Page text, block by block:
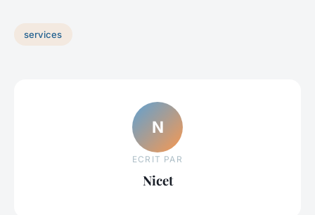
services
N
ECRIT PAR
Nicet